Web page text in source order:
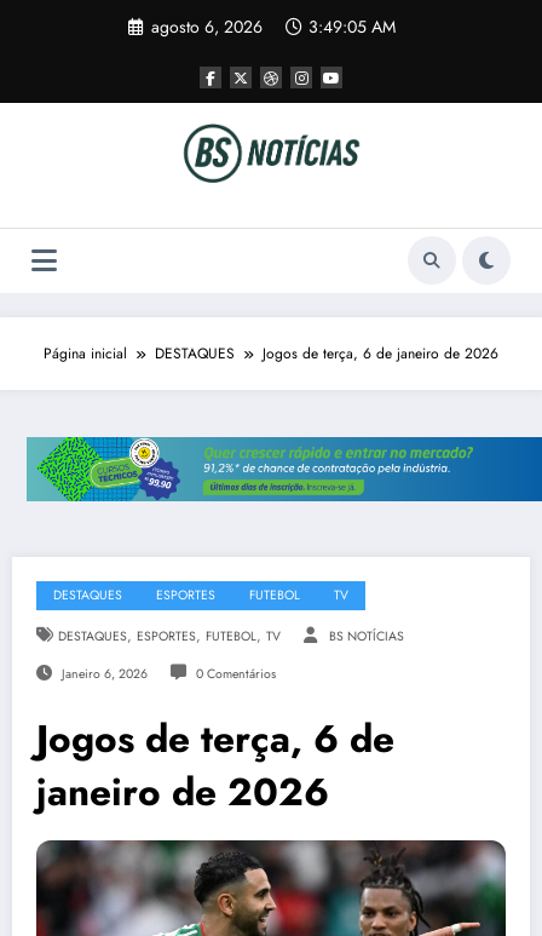
agosto 6, 2026 3:49:06 AM
Página inicial DESTAQUES Jogos de terça, 6 de janeiro de 2026
DESTAQUES ESPORTES FUTEBOL TV
DESTAQUES, ESPORTES, FUTEBOL, TV BS NOTÍCIAS
Janeiro 6, 2026 0 Comentários
Jogos de terça, 6 de
janeiro de 2026